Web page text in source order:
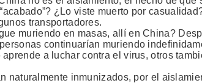
¿Lo viste muerto por
transportadores.
muriendo en masas, allí en China?
continuarían muriendo
a luchar contra el virus, otros
naturalmente inmunizados, por el